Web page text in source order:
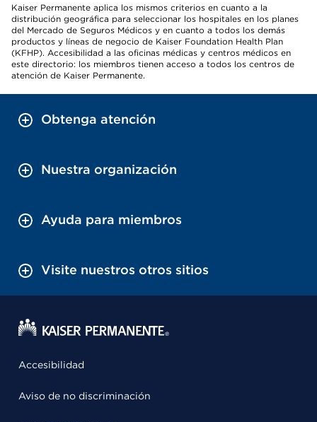
Kaiser Permanente aplica los mismos criterios en cuanto a la
distribución geográfica para seleccionar los hospitales en los planes
del Mercado de Seguros Médicos y en cuanto a todos los demás
productos y líneas de negocio de Kaiser Foundation Health Plan
(KFHP). Accesibilidad a las oficinas médicas y centros médicos en
este directorio: los miembros tienen acceso a todos los centros de
atención de Kaiser Permanente.
Obtenga atención
Nuestra organización
Ayuda para miembros
Visite nuestros otros sitios
Accesibilidad
Aviso de no discriminación